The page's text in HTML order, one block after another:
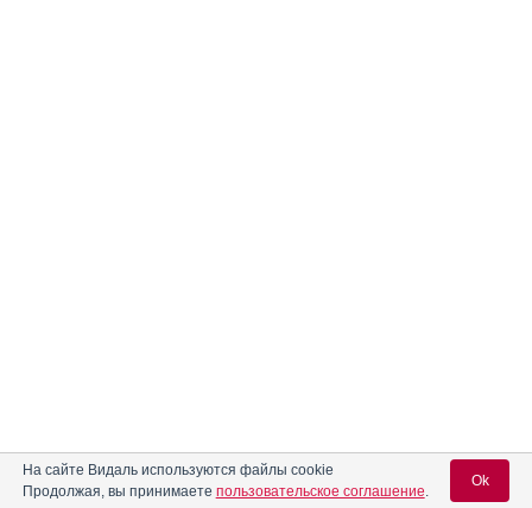
На сайте Видаль используются файлы cookie
Продолжая, вы принимаете пользовательское соглашение.
Ok